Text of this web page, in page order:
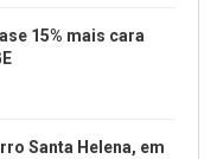
15% mais cara
Santa Helena, em